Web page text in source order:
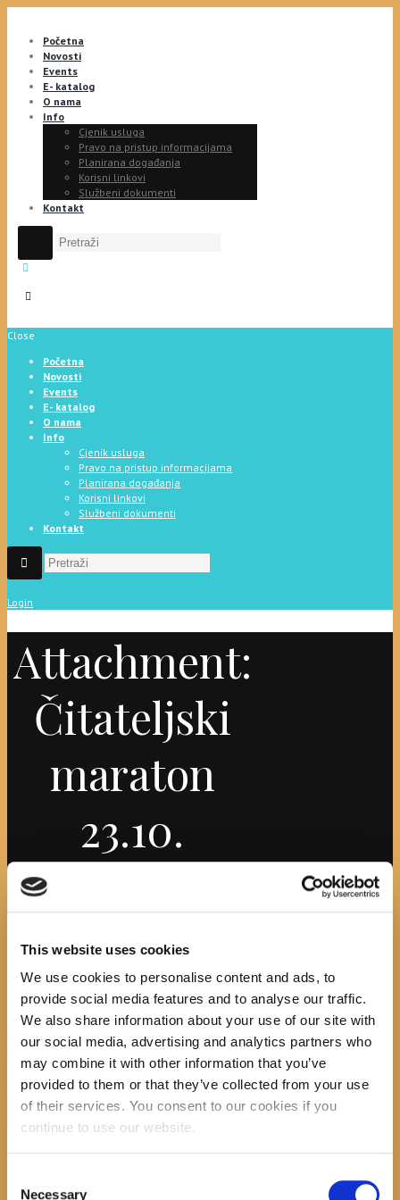
This website uses cookies
We use cookies to personalise content and ads, to
provide social media features and to analyse our traffic.
We also share information about your use of our site with
our social media, advertising and analytics partners who
may combine it with other information that you’ve
provided to them or that they’ve collected from your use
of their services. You consent to our cookies if you
continue to use our website.
Necessary
Početna
Novosti
Events
E- katalog
O nama
Info
Cjenik usluga
Pravo na pristup informacijama
Planirana događanja
Korisni linkovi
Službeni dokumenti
Kontakt
Close
Početna
Novosti
Events
E- katalog
O nama
Info
Cjenik usluga
Pravo na pristup informacijama
Planirana događanja
Korisni linkovi
Službeni dokumenti
Kontakt
Login
Attachment:
Čitateljski
maraton
23.10.
Početna
2021.
Čitateljski
maraton 23.10.
Previous item
Goran Blažević
No image description ...